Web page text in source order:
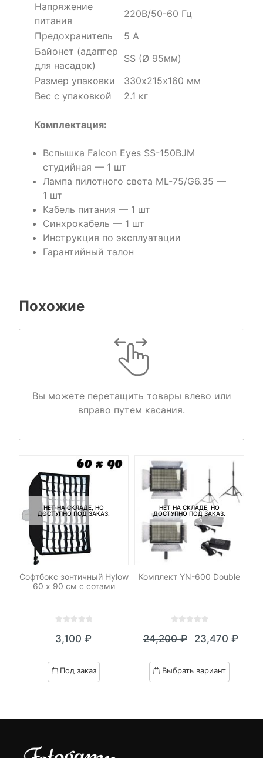
Напряжение
питания
220В/50-60 Гц
Предохранитель
5 А
Байонет (адаптер
для насадок)
SS (Ø 95мм)
Размер упаковки
330х215х160 мм
Вес с упаковкой
2.1 кг
Комплектация:
Вспышка Falcon Eyes SS-150BJM
студийная — 1 шт
Лампа пилотного света ML-75/G6.35 —
1 шт
Кабель питания — 1 шт
Синхрокабель — 1 шт
Инструкция по эксплуатации
Гарантийный талон
Похожие
Вы можете перетащить товары влево или
вправо путем касания.
НЕТ НА СКЛАДЕ, НО
ДОСТУПНО ПОД ЗАКАЗ.
Софтбокс зонтичный Hylow
60 х 90 см с сотами
out
based
on
3,100 ₽
Под заказ
НЕТ НА СКЛАДЕ, НО
ДОСТУПНО ПОД ЗАКАЗ.
Комплект YN-600 Double
out
based
on
24,200₽
цена
составляла
23,470 ₽
Текущая
цена:
23,470 ₽.
Выбрать вариант